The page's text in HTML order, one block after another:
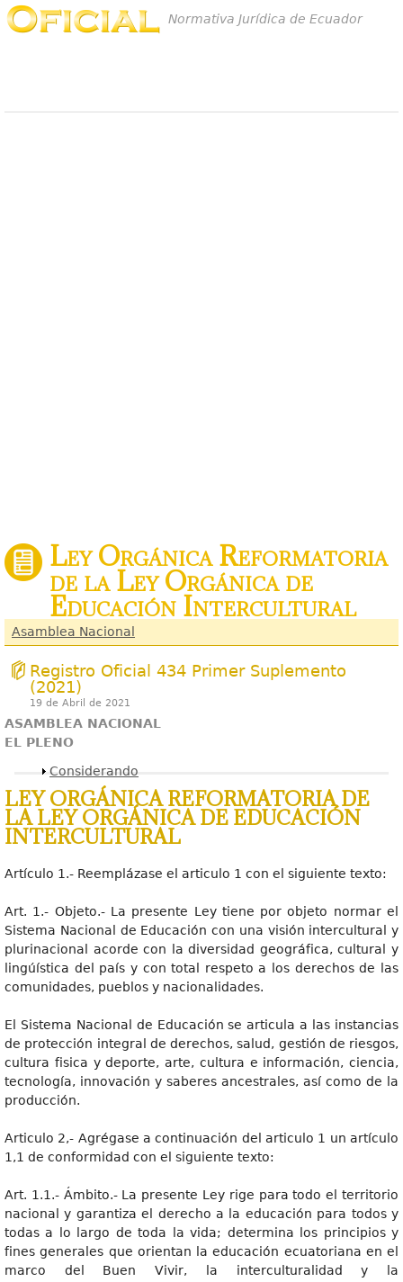
Normativa Jurídica de Ecuador
Ley Orgánica Reformatoria
de la Ley Orgánica de
Educación Intercultural
Asamblea Nacional
Registro Oficial 434 Primer Suplemento
(2021)
19 de Abril de 2021
ASAMBLEA NACIONAL
EL PLENO
Mostrar
Considerando
LEY ORGÁNICA REFORMATORIA DE
LA LEY ORGÁNICA DE EDUCACIÓN
INTERCULTURAL
Artículo 1.- Reemplázase el articulo 1 con el siguiente texto:
Art. 1.- Objeto.- La presente Ley tiene por objeto normar el
Sistema Nacional de Educación con una visión intercultural y
plurinacional acorde con la diversidad geográfica, cultural y
lingúística del país y con total respeto a los derechos de las
comunidades, pueblos y nacionalidades.
El Sistema Nacional de Educación se articula a las instancias
de protección integral de derechos, salud, gestión de riesgos,
cultura fisica y deporte, arte, cultura e información, ciencia,
tecnología, innovación y saberes ancestrales, así como de la
producción.
Articulo 2,- Agrégase a continuación del articulo 1 un artículo
1,1 de conformidad con el siguiente texto:
Art. 1.1.- Ámbito.- La presente Ley rige para todo el territorio
nacional y garantiza el derecho a la educación para todos y
todas a lo largo de toda la vida; determina los principios y
fines generales que orientan la educación ecuatoriana en el
marco del Buen Vivir, la interculturalidad y la